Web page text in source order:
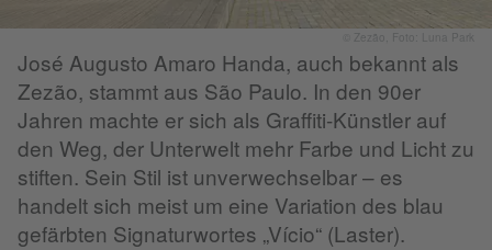
© Zezão, Foto: Luna Park
José Augusto Amaro Handa, auch bekannt als
Zezão, stammt aus São Paulo. In den 90er
Jahren machte er sich als Graffiti-Künstler auf
den Weg, der Unterwelt mehr Farbe und Licht zu
stiften. Sein Stil ist unverwechselbar – es
handelt sich meist um eine Variation des blau
gefärbten Signaturwortes „Vício“ (Laster).